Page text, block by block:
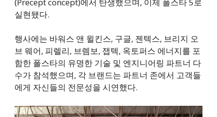
실현됐다.
행사에는 바워스 앤 윌킨스, 구글, 젠텍스, 브리지 오
브 웨어, 피렐리, 브렘보, 잽텍, 옥토퍼스 에너지를 포
함한 폴스타의 유명한 기술 및 엔지니어링 파트너 다
수가 참석했으며, 각 브랜드는 파트너 존에서 고객들
에게 자신들의 전문성을 시연했다.